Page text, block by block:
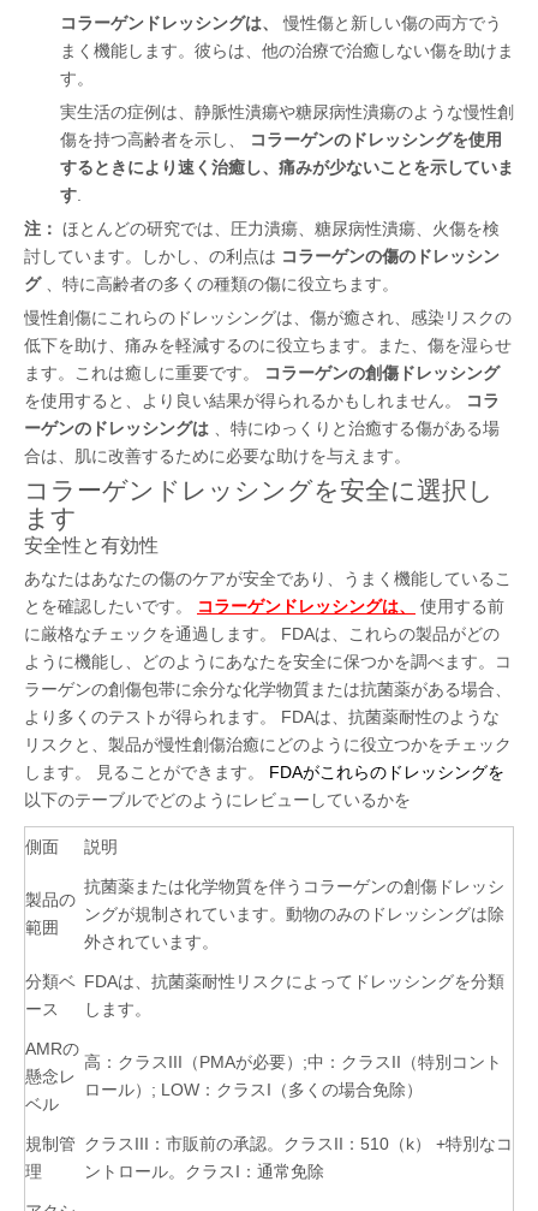
コラーゲンドレッシングは、
慢性傷と新しい傷の両方でう
まく機能します。彼らは、他の治療で治癒しない傷を助けま
す。
実生活の症例は、静脈性潰瘍や糖尿病性潰瘍のような慢性創
傷を持つ高齢者を示し、
コラーゲンのドレッシングを使用
するときにより速く治癒し、痛みが少ないことを示していま
す
注： ほとんどの研究では、圧力潰瘍、糖尿病性潰瘍、火傷を検
討しています。しかし、の利点は コラーゲンの傷のドレッシン
グ、特に高齢者の多くの種類の傷に役立ちます。
慢性創傷にこれらのドレッシングは、傷が癒され、感染リスクの
低下を助け、痛みを軽減するのに役立ちます。また、傷を湿らせ
ます。これは癒しに重要です。
コラーゲンの創傷ドレッシング
を使用すると、より良い結果が得られるかもしれません。
コラ
ーゲンのドレッシングは 、特にゆっくりと治癒する傷がある場
合は、肌に改善するために必要な助けを与えます。
コラーゲンドレッシングを安全に選択し
ます
安全性と有効性
あなたはあなたの傷のケアが安全であり、うまく機能しているこ
とを確認したいです。
コラーゲンドレッシングは、
使用する前
に厳格なチェックを通過します。 FDAは、これらの製品がどの
ように機能し、どのようにあなたを安全に保つかを調べます。コ
ラーゲンの創傷包帯に余分な化学物質または抗菌薬がある場合、
より多くのテストが得られます。 FDAは、抗菌薬耐性のような
リスクと、製品が慢性創傷治癒にどのように役立つかをチェック
します。 見ることができます。 FDAがこれらのドレッシングを
以下のテーブルでどのようにレビューしているかを
側面 説明
製品の
範囲
抗菌薬または化学物質を伴うコラーゲンの創傷ドレッシ
ングが規制されています。動物のみのドレッシングは除
外されています。
分類ベ
ース
FDAは、抗菌薬耐性リスクによってドレッシングを分類
します。
AMRの
懸念レ
ベル
高：クラスIII（PMAが必要）;中：クラスII（特別コント
ロール）; LOW：クラスI（多くの場合免除）
規制管
理
クラスIII：市販前の承認。クラスII：510（k） +特別なコ
ントロール。クラスI：通常免除